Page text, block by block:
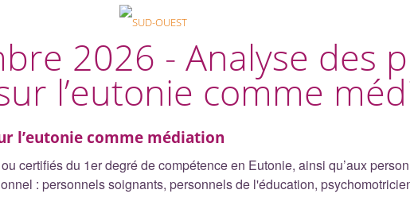
2026 - Analyse des
l’eutonie comme
l’eutonie comme médiation
certifiés du 1er degré de compétence en Eutonie, ainsi qu’aux
: personnels soignants, personnels de l'éducation,